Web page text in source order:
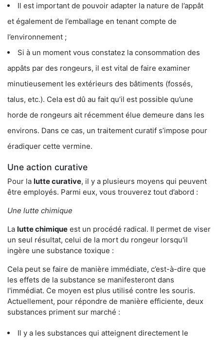
Il est important de pouvoir adapter la nature de l’appât
et également de l’emballage en tenant compte de
l’environnement ;
Si à un moment vous constatez la consommation des
appâts par des rongeurs, il est vital de faire examiner
minutieusement les extérieurs des bâtiments (fossés,
talus, etc.). Cela est dû au fait qu’il est possible qu’une
horde de rongeurs ait récemment élue demeure dans les
environs. Dans ce cas, un traitement curatif s’impose pour
éradiquer cette vermine.
Une action curative
Pour la lutte curative, il y a plusieurs moyens qui peuvent
être employés. Parmi eux, vous trouverez tout d’abord :
Une lutte chimique
La lutte chimique est un procédé radical. Il permet de viser
un seul résultat, celui de la mort du rongeur lorsqu'il
ingère une substance toxique :
Cela peut se faire de manière immédiate, c’est-à-dire que
les effets de la substance se manifesteront dans
l'immédiat. Ce moyen est plus utilisé contre les souris.
Actuellement, pour répondre de manière efficiente, deux
substances priment sur marché :
Il y a les substances qui atteignent directement le